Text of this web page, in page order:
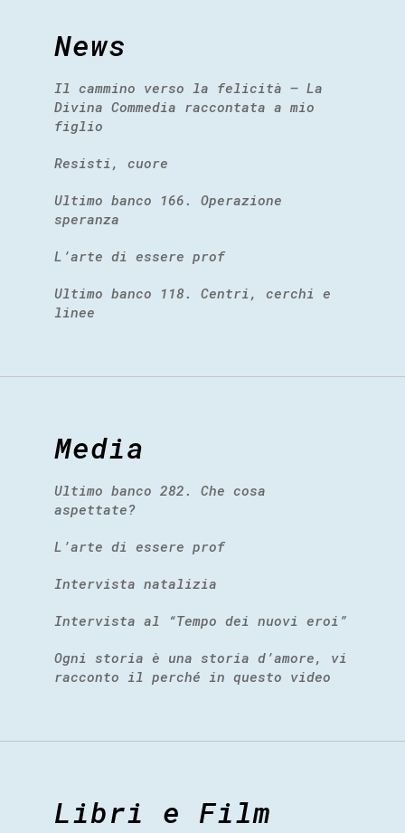
News
Il cammino verso la felicità – La
Divina Commedia raccontata a mio
figlio
Resisti, cuore
Ultimo banco 166. Operazione
speranza
L’arte di essere prof
Ultimo banco 118. Centri, cerchi e
linee
Media
Ultimo banco 282. Che cosa
aspettate?
L’arte di essere prof
Intervista natalizia
Intervista al “Tempo dei nuovi eroi”
Ogni storia è una storia d’amore, vi
racconto il perché in questo video
Libri e Film